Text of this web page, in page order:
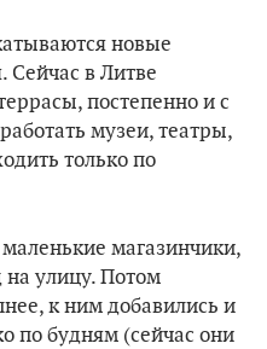
новые
Сейчас в Литве
постепенно и с
музеи, театры,
только по
магазинчики,
на улицу. Потом
к ним добавились и
по будням (сейчас они